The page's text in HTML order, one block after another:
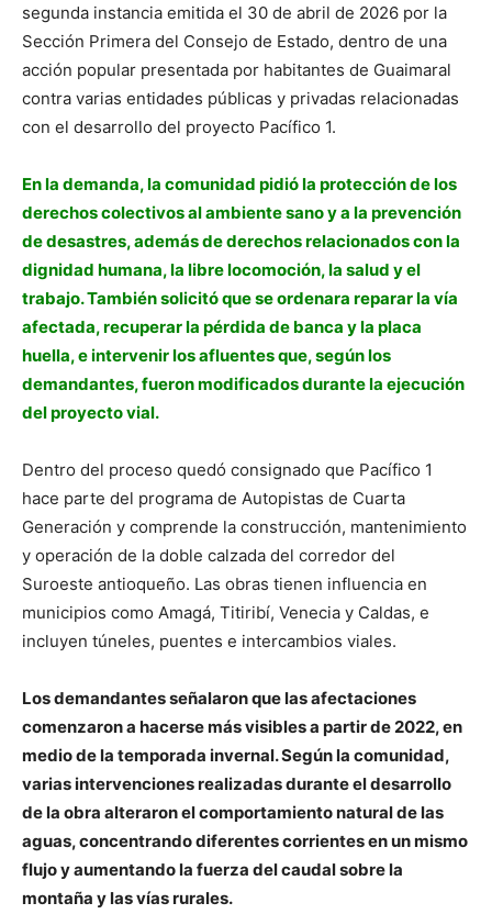
segunda instancia emitida el 30 de abril de 2026 por la
Sección Primera del Consejo de Estado, dentro de una
acción popular presentada por habitantes de Guaimaral
contra varias entidades públicas y privadas relacionadas
con el desarrollo del proyecto Pacífico 1.
En la demanda, la comunidad pidió la protección de los
derechos colectivos al ambiente sano y a la prevención
de desastres, además de derechos relacionados con la
dignidad humana, la libre locomoción, la salud y el
trabajo. También solicitó que se ordenara reparar la vía
afectada, recuperar la pérdida de banca y la placa
huella, e intervenir los afluentes que, según los
demandantes, fueron modificados durante la ejecución
del proyecto vial.
Dentro del proceso quedó consignado que Pacífico 1
hace parte del programa de Autopistas de Cuarta
Generación y comprende la construcción, mantenimiento
y operación de la doble calzada del corredor del
Suroeste antioqueño. Las obras tienen influencia en
municipios como Amagá, Titiribí, Venecia y Caldas, e
incluyen túneles, puentes e intercambios viales.
Los demandantes señalaron que las afectaciones
comenzaron a hacerse más visibles a partir de 2022, en
medio de la temporada invernal. Según la comunidad,
varias intervenciones realizadas durante el desarrollo
de la obra alteraron el comportamiento natural de las
aguas, concentrando diferentes corrientes en un mismo
flujo y aumentando la fuerza del caudal sobre la
montaña y las vías rurales.